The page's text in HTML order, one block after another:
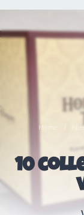
Home
10